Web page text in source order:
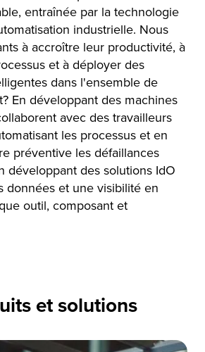
entraînée par la technologie
industrielle. Nous
à accroître leur productivité, à
et à déployer des
dans l'ensemble de
En développant des machines
avec des travailleurs
les processus et en
préventive les défaillances
développant des solutions IdO
données et une visibilité en
outil, composant et
et solutions